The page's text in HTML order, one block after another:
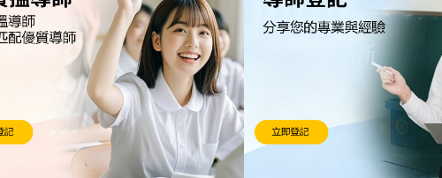
答（3選1），分析提供的人類學材料。
（每專題選1題，共答2題）。
分析能力。